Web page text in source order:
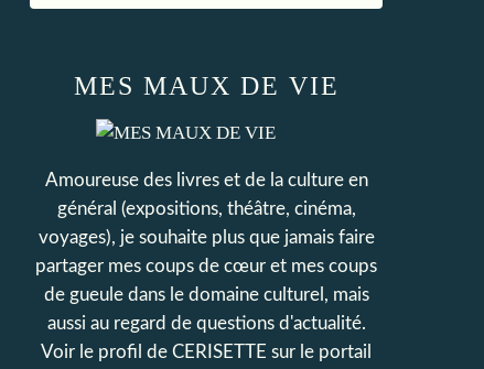
MES MAUX DE VIE
Amoureuse des livres et de la culture en
général (expositions, théâtre, cinéma,
voyages), je souhaite plus que jamais faire
partager mes coups de cœur et mes coups
de gueule dans le domaine culturel, mais
aussi au regard de questions d'actualité.
Voir le profil de CERISETTE sur le portail